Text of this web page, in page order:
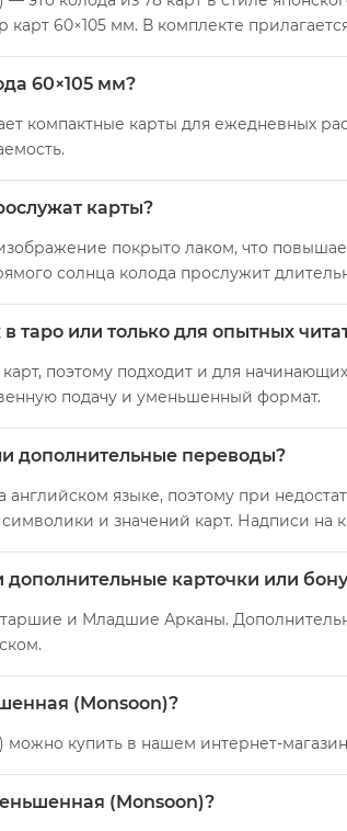
60×105 мм. В комплекте
60×105 мм?
компактные карты для ежедневных
карты?
покрыто лаком, что
солнца колода прослужит
таро или только для опытных
поэтому подходит и для
подачу и уменьшенный формат.
дополнительные переводы?
языке, поэтому при
и значений карт. Надписи на
дополнительные карточки или
и Младшие Арканы.
(Monsoon)?
купить в нашем интернет-
(Monsoon)?